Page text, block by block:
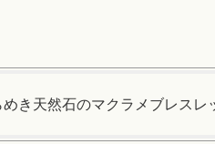
き天然石のマクラメブレスレ